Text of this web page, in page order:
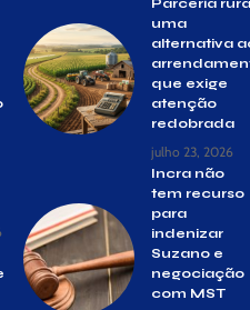
Parceria
uma
alternativa
que exige
atenção
redobrada
julho 23, 2026
Incra não
tem recurso
para
indenizar
Suzano e
negociação
com MST